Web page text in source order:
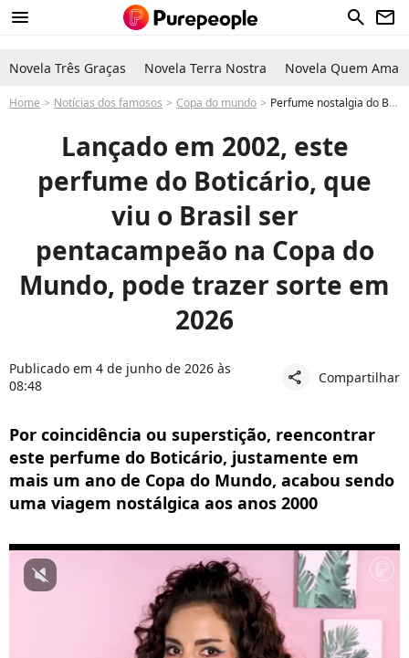
menu search newsletter
Novela Três Graças Novela Terra Nostra Novela Quem Ama
Home Notícias dos famosos Copa do mundo Perfume nostalgia do Boticário: lançado em 2002, viu o Brasil ser pentacampeão e pode trazer sorte na Copa do Mundo de 2026
Lançado em 2002, este
perfume do Boticário, que
viu o Brasil ser
pentacampeão na Copa do
Mundo, pode trazer sorte em
2026
Publicado em 4 de junho de 2026 às
08:48
share Compartilhar
Por coincidência ou superstição, reencontrar
este perfume do Boticário, justamente em
mais um ano de Copa do Mundo, acabou sendo
uma viagem nostálgica aos anos 2000